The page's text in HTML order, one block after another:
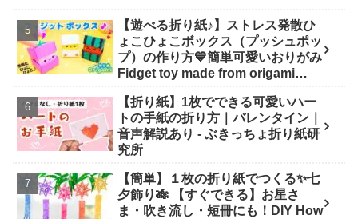
【遊べる折り紙♪】ストレス発散ひ
ょこひょこボックス（プッシュポッ
プ）の作り方💙簡単可愛いおりがみ
Fidget toy made from origami
SodaCatOrigami 楽しい折り紙♪
【折り紙】1枚でできる可愛いハー
トの手紙の折り方｜バレンタイン｜
音声解説あり - ぶきっちょ折り紙研
究所
【簡単】１枚の折り紙でつくる✨七
夕飾り🎋 【すぐできる】お星さ
ま・吹き流し・短冊にも！DIY How